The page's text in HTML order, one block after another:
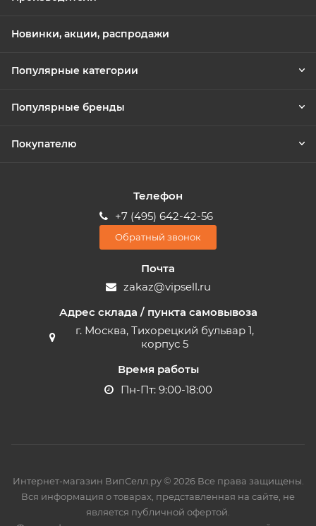
Новинки, акции, распродажи
Популярные категории
Популярные бренды
Покупателю
Телефон
+7 (495) 642-42-56
Обратный звонок
Почта
zakaz@vipsell.ru
Адрес склада / пункта самовывоза
г. Москва, Тихорецкий бульвар 1,
корпус 5
Время работы
Пн-Пт: 9:00-18:00
Интернет-магазин ВипСелл.ру © 2026 Все права защищены.
Вся информация о товарах, представленная на сайте, не
является публичной офертой.